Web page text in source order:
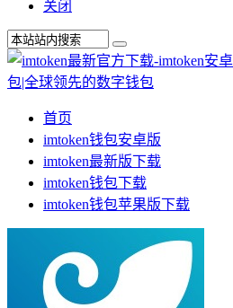
关闭
首页
imtoken钱包安卓版
imtoken最新版下载
imtoken钱包下载
imtoken钱包苹果版下载